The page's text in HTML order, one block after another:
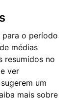
para o período
médias
resumidos no
ver
um
mais sobre